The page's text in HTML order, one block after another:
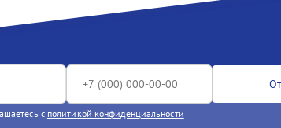
с политикой конфиденциальности